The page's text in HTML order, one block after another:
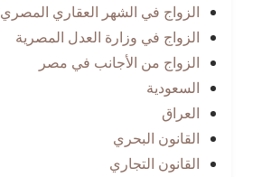
الزواج في الشهر العقاري المصري
الزواج في وزارة العدل المصرية
الزواج من الأجانب في مصر
السعودية
العراق
القانون البحري
القانون التجاري